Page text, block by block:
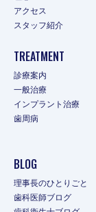
アクセス
スタッフ紹介
TREATMENT
診療案内
一般治療
インプラント治療
歯周病
BLOG
理事長のひとりごと
歯科医師ブログ